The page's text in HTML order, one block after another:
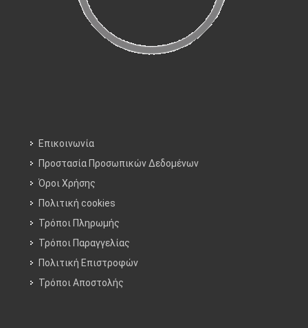
Επικοινωνία
Προστασία Προσωπικών Δεδομένων
Όροι Χρήσης
Πολιτική cookies
Τρόποι Πληρωμής
Τρόποι Παραγγελίας
Πολιτική Επιστροφών
Τρόποι Aποστολής